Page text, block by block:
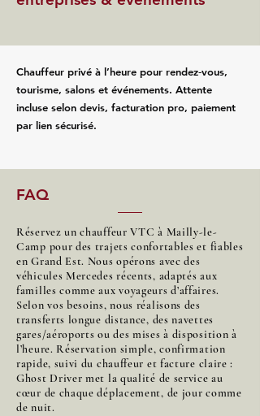
Chauffeur privé à l’heure pour rendez‑vous,
tourisme, salons et événements. Attente
incluse selon devis, facturation pro, paiement
par lien sécurisé.
FAQ
Réservez un chauffeur VTC à Mailly-le-
Camp pour des trajets confortables et fiables
en Grand Est. Nous opérons avec des
véhicules Mercedes récents, adaptés aux
familles comme aux voyageurs d’affaires.
Selon vos besoins, nous réalisons des
transferts longue distance, des navettes
gares/aéroports ou des mises à disposition à
l’heure. Réservation simple, confirmation
rapide, suivi du chauffeur et facture claire :
Ghost Driver met la qualité de service au
cœur de chaque déplacement, de jour comme
de nuit.